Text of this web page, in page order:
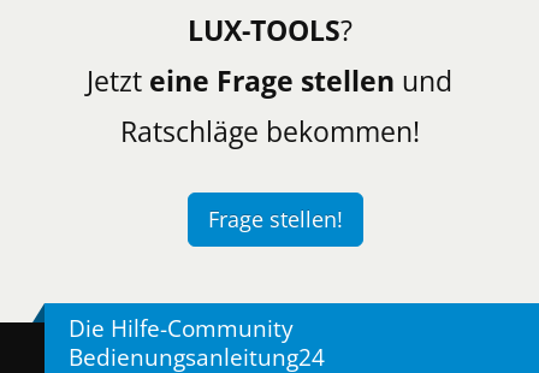
LUX-TOOLS?
Jetzt eine Frage stellen und
Ratschläge bekommen!
Frage stellen!
Die Hilfe-Community
Bedienungsanleitung24